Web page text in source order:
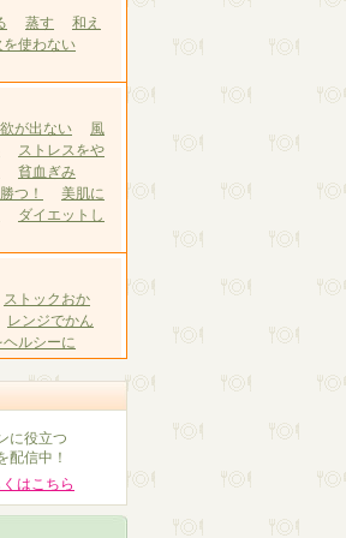
蒸す
和え
を使わない
が出ない
風
ストレスをや
貧血ぎみ
つ！
美肌に
ダイエットし
ストックおか
レンジでかん
ヘルシーに
に役立つ
配信中！
はこちら